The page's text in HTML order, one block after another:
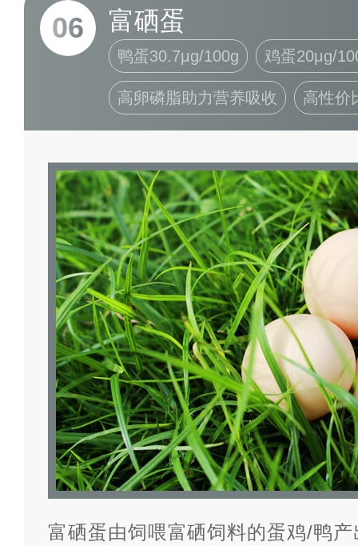
06 富硒蛋
鸭蛋30.7μg/100g 鸡蛋20μg/
高卵磷脂助力营养吸收 高性价
富硒蛋由饲喂富硒饲料的蛋鸡/鸭